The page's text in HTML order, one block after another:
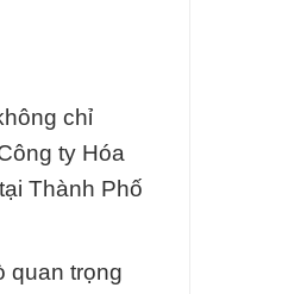
chỉ
ty Hóa
Thành Phố
quan trọng